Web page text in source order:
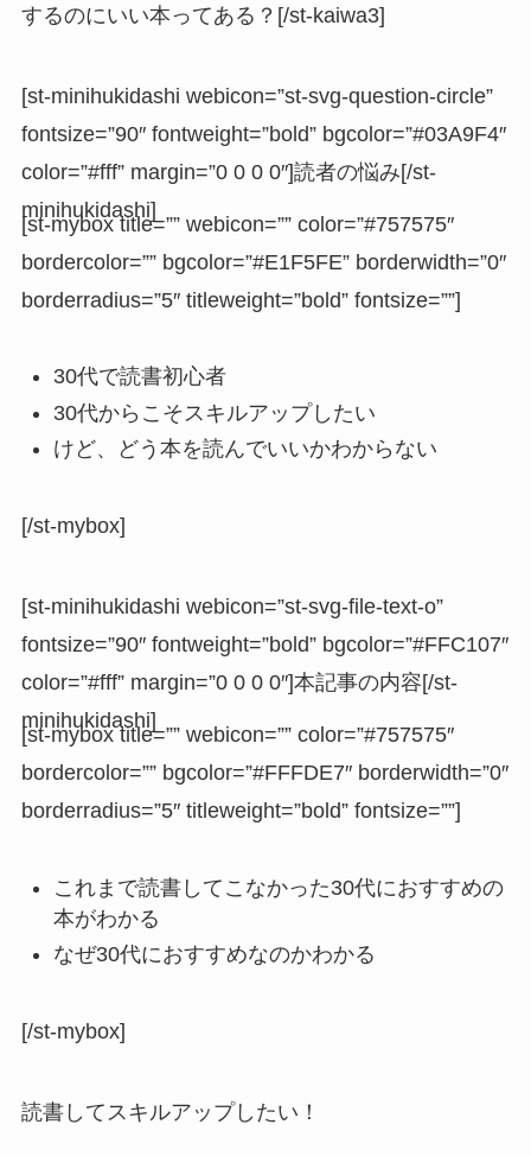
するのにいい本ってある？[/st-kaiwa3]
[st-minihukidashi webicon=”st-svg-question-circle”
fontsize=”90″ fontweight=”bold” bgcolor=”#03A9F4″
color=”#fff” margin=”0 0 0 0″]読者の悩み[/st-
minihukidashi]
[st-mybox title=”” webicon=”” color=”#757575″
bordercolor=”” bgcolor=”#E1F5FE” borderwidth=”0″
borderradius=”5″ titleweight=”bold” fontsize=””]
30代で読書初心者
30代からこそスキルアップしたい
けど、どう本を読んでいいかわからない
[/st-mybox]
[st-minihukidashi webicon=”st-svg-file-text-o”
fontsize=”90″ fontweight=”bold” bgcolor=”#FFC107″
color=”#fff” margin=”0 0 0 0″]本記事の内容[/st-
minihukidashi]
[st-mybox title=”” webicon=”” color=”#757575″
bordercolor=”” bgcolor=”#FFFDE7″ borderwidth=”0″
borderradius=”5″ titleweight=”bold” fontsize=””]
これまで読書してこなかった30代におすすめの
本がわかる
なぜ30代におすすめなのかわかる
[/st-mybox]
読書してスキルアップしたい！